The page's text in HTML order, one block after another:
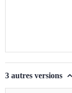
3 autres versions